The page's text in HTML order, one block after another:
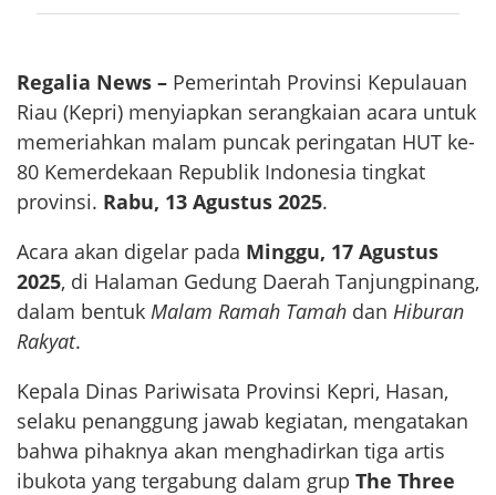
Regalia News – Pemerintah Provinsi Kepulauan
Riau (Kepri) menyiapkan serangkaian acara untuk
memeriahkan malam puncak peringatan HUT ke-
80 Kemerdekaan Republik Indonesia tingkat
provinsi. Rabu, 13 Agustus 2025.
Acara akan digelar pada Minggu, 17 Agustus
2025, di Halaman Gedung Daerah Tanjungpinang,
dalam bentuk Malam Ramah Tamah dan Hiburan
Rakyat.
Kepala Dinas Pariwisata Provinsi Kepri, Hasan,
selaku penanggung jawab kegiatan, mengatakan
bahwa pihaknya akan menghadirkan tiga artis
ibukota yang tergabung dalam grup The Three